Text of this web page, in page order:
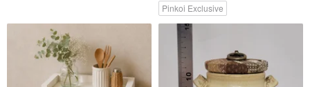
Pinkoi Exclusive